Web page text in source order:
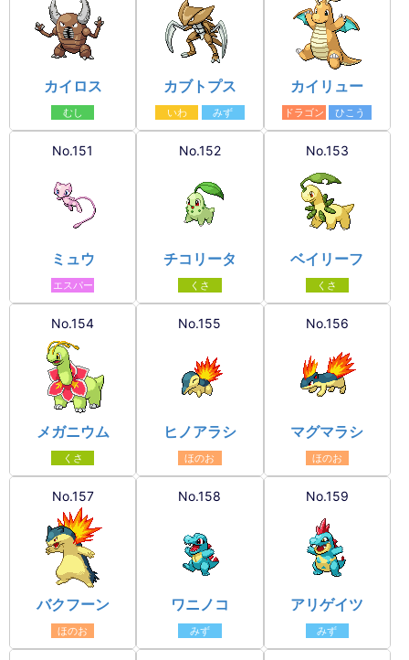
カイロス
むし
カブトプス
いわ みず
カイリュー
ドラゴン ひこう
No.151
ミュウ
エスパー
No.152
チコリータ
くさ
No.153
ベイリーフ
くさ
No.154
メガニウム
くさ
No.155
ヒノアラシ
ほのお
No.156
マグマラシ
ほのお
No.157
バクフーン
ほのお
No.158
ワニノコ
みず
No.159
アリゲイツ
みず